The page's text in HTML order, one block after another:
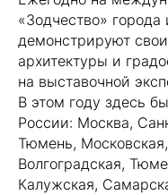
«Зодчество»
демонстрируют
архитектуры и
на выставочной
В этом году здесь
России: Москва,
Тюмень,
Волгоградская,
Калужская,